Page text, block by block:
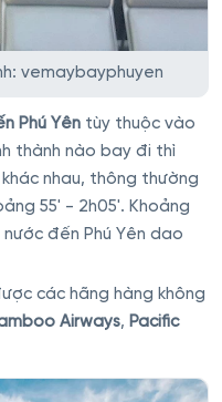
vemaybayphuyen
Phú Yên tùy thuộc vào
thành nào bay đi thì
nhau, thông thường
55' - 2h05'. Khoảng
đến Phú Yên dao
các hãng hàng không
Airways, Pacific